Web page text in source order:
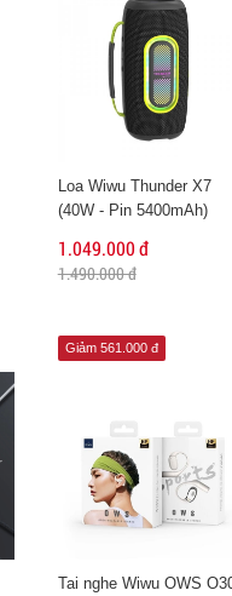
Loa Wiwu Thunder X7
(40W - Pin 5400mAh)
1.049.000 đ
1.490.000 đ
Giảm 561.000 đ
Tai nghe Wiwu OWS